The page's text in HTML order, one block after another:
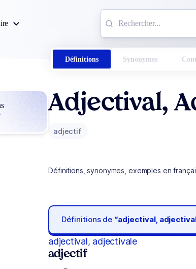
Définitions Synonymes
Adjectival,
adjectif
Définitions, synonymes, exemples en
Définitions de “adjectival,
adjectival, adjectivale
adjectif